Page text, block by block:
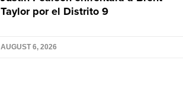
Taylor por el Distrito 9
AUGUST 6, 2026